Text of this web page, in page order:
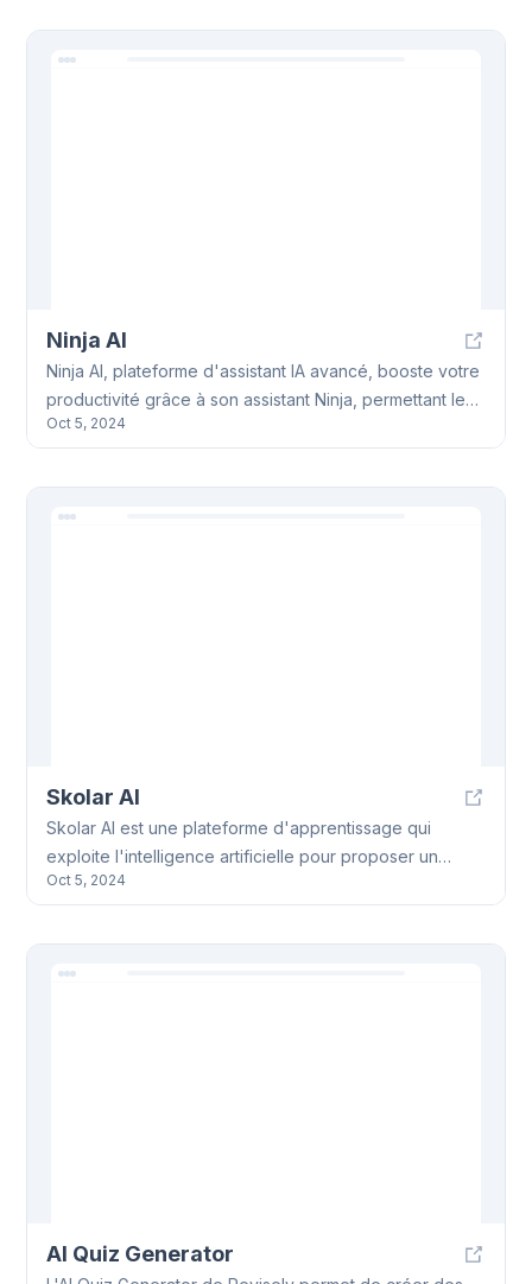
les AI Stickers générés.
Ninja AI
Ninja AI, plateforme d'assistant IA avancé, booste votre
productivité grâce à son assistant Ninja, permettant le
traitement multitâches et l'accès à plus de 24 modèles
Oct 5, 2024
Skolar AI
Skolar AI est une plateforme d'apprentissage qui
exploite l'intelligence artificielle pour proposer un
apprentissage personnalisé. Elle fournit des outils
optimiser les résultats éducatifs grâce à des contenus
et évaluations adaptés. Skolar AI offre une approche
Oct 5, 2024
AI Quiz Generator